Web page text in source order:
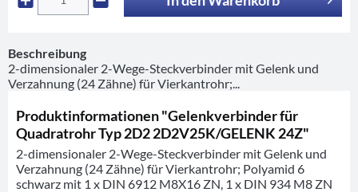
Beschreibung
2-dimensionaler 2-Wege-Steckverbinder mit Gelenk und
Verzahnung (24 Zähne) für Vierkantrohr;...
Produktinformationen "Gelenkverbinder für
Quadratrohr Typ 2D2 2D2V25K/GELENK 24Z"
2-dimensionaler 2-Wege-Steckverbinder mit Gelenk und
Verzahnung (24 Zähne) für Vierkantrohr; Polyamid 6
schwarz mit 1 x DIN 6912 M8X16 ZN, 1 x DIN 934 M8 ZN